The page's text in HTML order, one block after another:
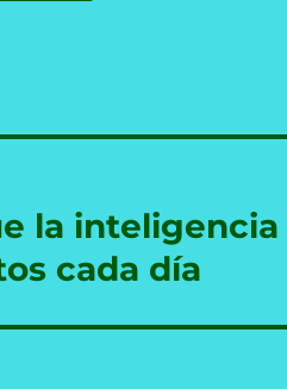
la
cada día